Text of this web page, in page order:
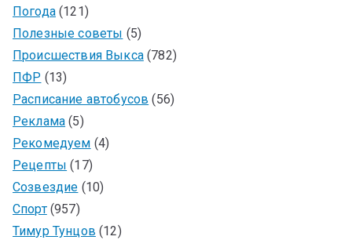
Погода(121)
Полезные советы (5)
Происшествия Выкса(782)
ПФР (13)
Расписание автобусов (56)
Реклама (5)
Рекомедуем (4)
Рецепты (17)
Созвездие (10)
Спорт(957)
Тимур Тунцов (12)